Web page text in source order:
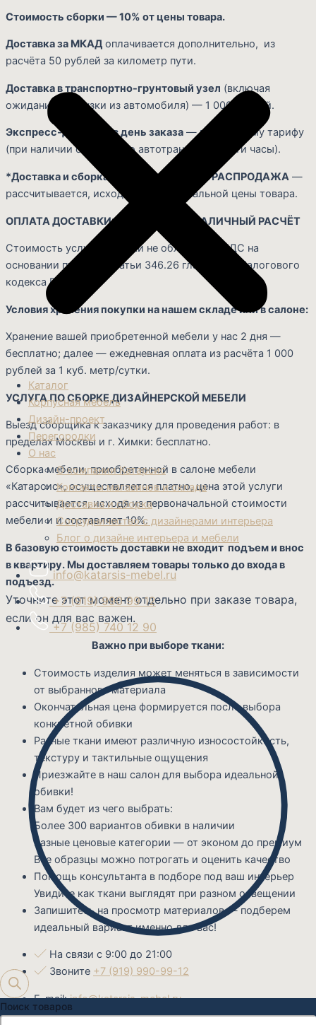
Каталог
Корпусная мебель
Дизайн-проект
Перегородки
О нас
О компании Катарсис
Контакты магазинов и склада
Доставка и сборка
Сотрудничество с дизайнерами интерьера
Блог о дизайне интерьера и мебели
info@katarsis-mebel.ru
+7 (919) 990 99 12
+7 (985) 740 12 90
Поиск товаров
Стоимость сборки — 10% от цены товара.
Доставка за МКАД оплачивается дополнительно, из
расчёта 50 рублей за километр пути.
Доставка в транспортно-грунтовый узел (включая
ожидание выгрузки из автомобиля) — 1 000 рублей.
Экспресс-доставка в день заказа — по двойному тарифу
(при наличии свободного автотранспорта в эти часы).
*Доставка и сборка мебели из раздела РАСПРОДАЖА —
рассчитывается, исходя из первоначальной цены товара.
ОПЛАТА ДОСТАВКИ: НА МЕСТЕ, ЗА НАЛИЧНЫЙ РАСЧЁТ
Стоимость услуг доставки не облагается НДС на
основании пункта 4 статьи 346.26 главы 26.3 Налогового
кодекса РФ.
Условия хранения покупки на нашем складе или в салоне:
Хранение вашей приобретенной мебели у нас 2 дня —
бесплатно; далее — ежедневная оплата из расчёта 1 000
рублей за 1 куб. метр/сутки.
УСЛУГА ПО СБОРКЕ ДИЗАЙНЕРСКОЙ МЕБЕЛИ
Выезд сборщика к заказчику для проведения работ: в
пределах Москвы и г. Химки: бесплатно.
Сборка мебели, приобретенной в салоне мебели
«Катарсис», осуществляется платно, цена этой услуги
рассчитывается, исходя из первоначальной стоимости
мебели и и составляет 10%.
В базовую стоимость доставки не входит подъем и внос
в квартиру. Мы доставляем товары только до входа в
подъезд.
Уточните этот момент отдельно при заказе товара,
если он для вас важен.
Важно при выборе ткани:
Стоимость изделия может меняться в зависимости
от выбранного материала
Окончательная цена формируется после выбора
конкретной обивки
Разные ткани имеют различную износостойкость,
текстуру и тактильные ощущения
Приезжайте в наш салон для выбора идеальной
обивки!
Вам будет из чего выбрать:
Более 300 вариантов обивки в наличии
Разные ценовые категории — от эконом до премиум
Все образцы можно потрогать и оценить качество
Помощь консультанта в подборе под ваш интерьер
Увидите как ткани выглядят при разном освещении
Запишитесь на просмотр материалов — подберем
идеальный вариант именно для вас!
На связи с 9:00 до 21:00
Звоните +7 (919) 990-99-12
E-mail:info@katarsis-mebel.ru